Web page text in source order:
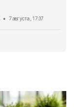
7 августа , 17:37